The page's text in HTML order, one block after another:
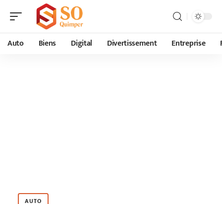
Auto Biens Digital Divertissement Entreprise
AUTO